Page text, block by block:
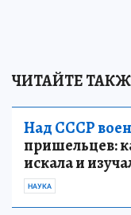
ЧИТАЙТЕ
Над СССР
пришельцев:
искала и
НАУКА